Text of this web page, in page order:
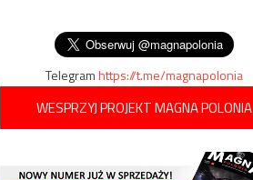
Telegramhttps://t.me/magnapolonia
WESPRZYJ PROJEKT MAGNA POLONIA